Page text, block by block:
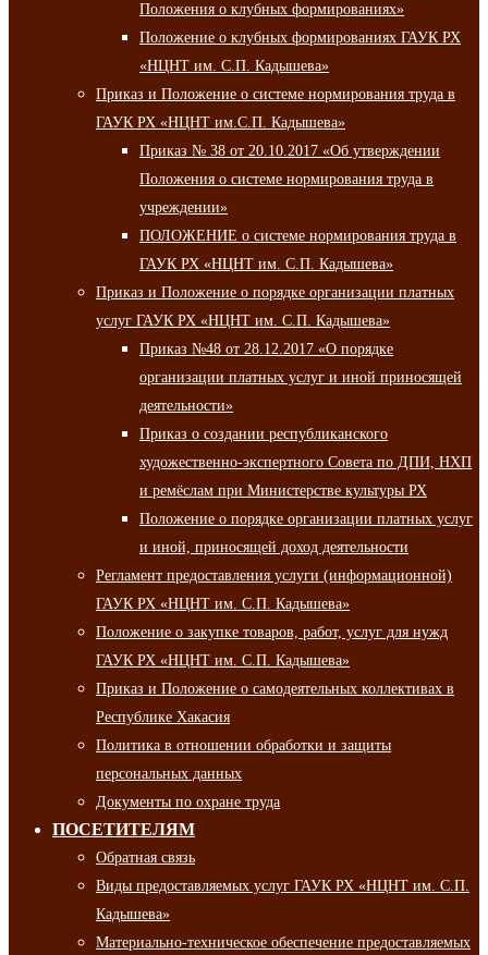
Положения о клубных формированиях»
Положение о клубных формированиях ГАУК РХ
«НЦНТ им. С.П. Кадышева»
Приказ и Положение о системе нормирования труда в
ГАУК РХ «НЦНТ им.С.П. Кадышева»
Приказ № 38 от 20.10.2017 «Об утверждении
Положения о системе нормирования труда в
учреждении»
ПОЛОЖЕНИЕ о системе нормирования труда в
ГАУК РХ «НЦНТ им. С.П. Кадышева»
Приказ и Положение о порядке организации платных
услуг ГАУК РХ «НЦНТ им. С.П. Кадышева»
Приказ №48 от 28.12.2017 «О порядке
организации платных услуг и иной приносящей
деятельности»
Приказ о создании республиканского
художественно-экспертного Совета по ДПИ, НХП
и ремёслам при Министерстве культуры РХ
Положение о порядке организации платных услуг
и иной, приносящей доход деятельности
Регламент предоставления услуги (информационной)
ГАУК РХ «НЦНТ им. С.П. Кадышева»
Положение о закупке товаров, работ, услуг для нужд
ГАУК РХ «НЦНТ им. С.П. Кадышева»
Приказ и Положение о самодеятельных коллективах в
Республике Хакасия
Политика в отношении обработки и защиты
персональных данных
Документы по охране труда
ПОСЕТИТЕЛЯМ
Обратная связь
Виды предоставляемых услуг ГАУК РХ «НЦНТ им. С.П.
Кадышева»
Материально-техническое обеспечение предоставляемых